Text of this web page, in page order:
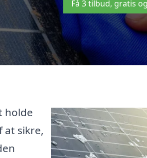
Få 3 tilbud, gratis
holde
at sikre,